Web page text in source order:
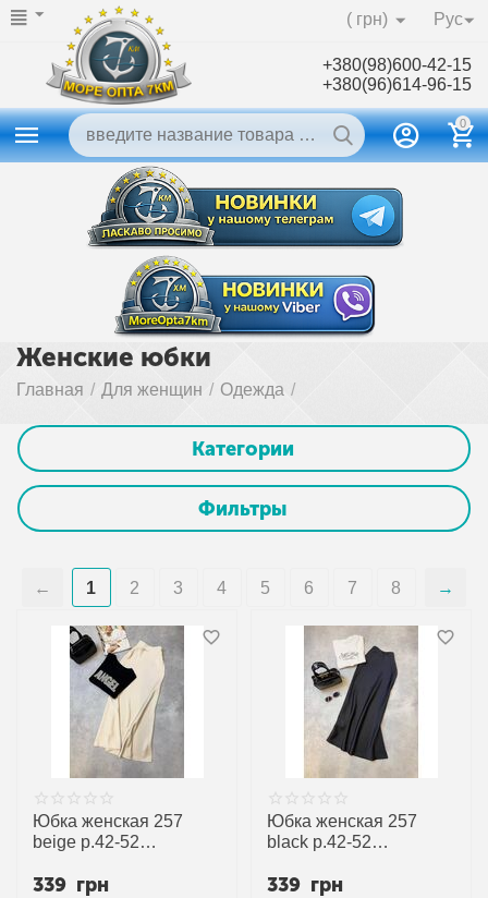
Рус
( грн)
+380(98)600-42-15
+380(96)614-96-15
0
Женские юбки
Главная / Для женщин / Одежда /
Категории
Фильтры
1 2 3 4 5 6 7 8
Юбка женская 257
beige р.42-52
оптом от прямого
339 грн
Юбка женская 257
black р.42-52
оптом от прямого
339 грн